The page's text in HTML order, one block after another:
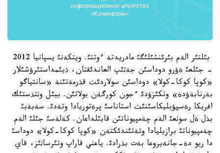
بئلتئر الةم بئرئنشئلئگئ مادريدتة ءوتتئ. ويتكةنئ يسپانيا 2012
- جئلعئ ةؤرو دوداسئن جةثئپ العاندئقتان، ذيئمداستئرؤشئلار
«كوپا كوكا-كولا» دوداسئن سولاردئث قذرمةتئنة «سانتياگو
بةرنابةؤدة» وتكئزؤدئ ءجون كورگةن بولاتئن. بيئل وثتذستئك
افريكا رةسپؤبليكاسئنئث استاناسئ پرةتوريادا وتةدئ. سةبةبئ
بذل ةل سوثعئ الةم چةمپيوناتئن قابئلداعان. كةلةسئ جئلئ الةم
چةمپيوناتئ برازيليادا وتةتئندئكتةن «كوپا كوكا-كولا» دوداسئ
دا ريو دة-جانةيروعا بةت بذرادئ. ياعني قاراپ وتئرساثئز، قاي